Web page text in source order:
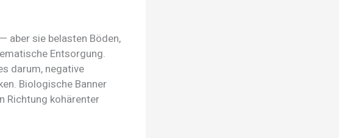
aber sie belasten Böden,
Entsorgung.
darum, negative
Biologische Banner
Richtung kohärenter